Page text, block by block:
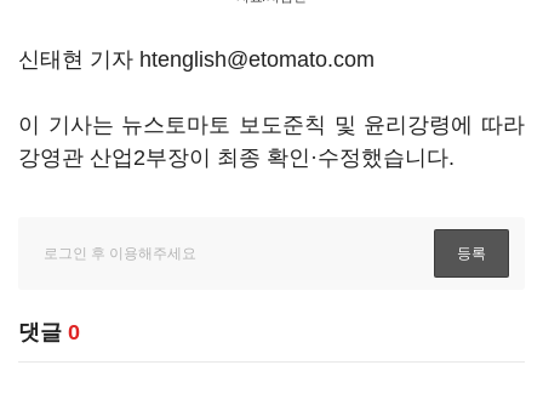
신태현 기자 htenglish@etomato.com
이 기사는 뉴스토마토 보도준칙 및 윤리강령에 따라
강영관 산업2부장이 최종 확인·수정했습니다.
댓글 0